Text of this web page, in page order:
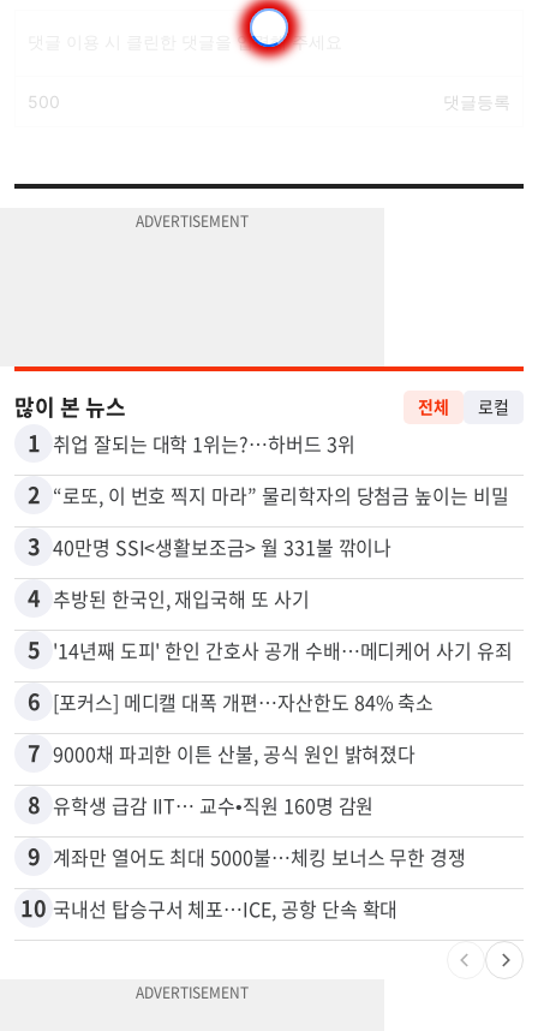
많이 본 뉴스 전체 로컬
1 취업 잘되는 대학 1위는?…하버드 3위
2 “로또, 이 번호 찍지 마라” 물리학자의 당첨금 높이는 비밀
3 40만명 SSI<생활보조금> 월 331불 깎이나
4 추방된 한국인, 재입국해 또 사기
5 '14년째 도피' 한인 간호사 공개 수배…메디케어 사기 유죄
6 [포커스] 메디캘 대폭 개편…자산한도 84% 축소
7 9000채 파괴한 이튼 산불, 공식 원인 밝혀졌다
8 유학생 급감 IIT… 교수•직원 160명 감원
9 계좌만 열어도 최대 5000불…체킹 보너스 무한 경쟁
10 국내선 탑승구서 체포…ICE, 공항 단속 확대